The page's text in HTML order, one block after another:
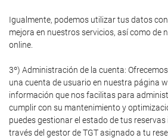
Igualmente, podemos utilizar tus datos
mejora en nuestros servicios, así como de
online.
3º) Administración de la cuenta:
una cuenta de usuario en nuestra página
información que nos facilitas para
cumplir con su mantenimiento y
puedes gestionar el estado de tus
través del gestor de TGT asignado a tu